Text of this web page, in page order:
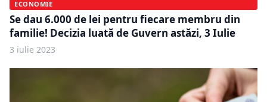
ECONOMIE
Se dau 6.000 de lei pentru fiecare membru din
familie! Decizia luată de Guvern astăzi, 3 Iulie
3 iulie 2023